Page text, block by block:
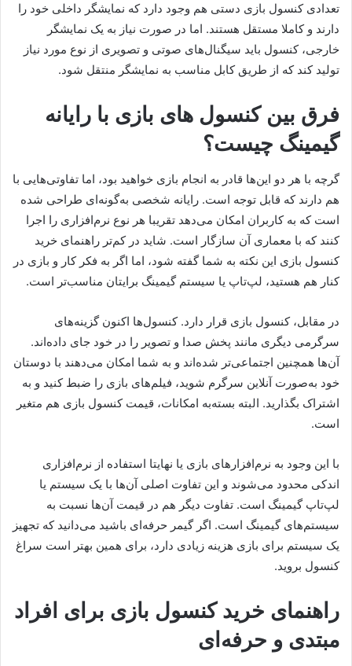
تعدادی کنسول بازی دستی هم وجود دارد که نمایشگر داخلی خود را
دارند و کاملا مستقل هستند. اما در صورت نیاز به یک نمایشگر
خارجی، کنسول باید سیگنال‌های صوتی و تصویری از نوع مورد نیاز
تولید کند که از طریق کابل مناسب به نمایشگر منتقل شود.
فرق بین کنسول های بازی با رایانه
گیمینگ چیست؟
گرچه با هر دو این‌ها قادر به انجام بازی خواهید بود، اما تفاوتی‌هایی با
هم دارند که قابل توجه است. رایانه شخصی به‌گونه‌ای طراحی شده
است که به کاربران امکان می‌دهد تقریبا هر نوع نرم‌افزاری را اجرا
کنند که با معماری آن سازگار است. شاید در کم‌تر راهنمای خرید
کنسول بازی این نکته به شما گفته شود، اما اگر به فکر کار و بازی در
کنار هم هستید، لپ‌تاپ یا سیستم گیمینگ برایتان مناسب‌تر است.
در مقابل، کنسول بازی قرار دارد. کنسول‌ها اکنون گزینه‌های
سرگرمی دیگری مانند پخش صدا و تصویر را در خود جای داده‌اند.
آن‌ها همچنین اجتماعی‌تر شده‌اند و به شما امکان می‌دهند با دوستان
خود به‌صورت آنلاین سرگرم شوید، فیلم‌های بازی را ضبط کنید و به
اشتراک بگذارید. البته بسته‌به امکانات، قیمت کنسول بازی هم متغیر
است.
با این وجود به نرم‌افزارهای بازی یا نهایتا استفاده از نرم‌افزاری
اندکی محدود می‌شوند و این تفاوت اصلی آن‌ها با یک سیستم یا
لپ‌تاپ گیمینگ است. تفاوت دیگر هم در قیمت آن‌ها نسبت به
سیستم‌های گیمینگ است. اگر گیمر حرفه‌ای باشید می‌دانید که تجهیز
یک سیستم برای بازی هزینه زیادی دارد، برای همین بهتر است سراغ
کنسول بروید.
راهنمای خرید کنسول بازی برای افراد
مبتدی و حرفه‌ای